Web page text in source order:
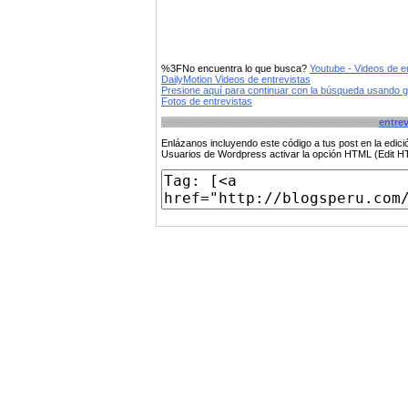
%3FNo encuentra lo que busca? Youtube - Videos de
DailyMotion Videos de entrevistas
Presione aquí para continuar con la búsqueda usando
Fotos de entrevistas
Enlázanos incluyendo este código a tus post en la
Usuarios de Wordpress activar la opción HTML (Edit